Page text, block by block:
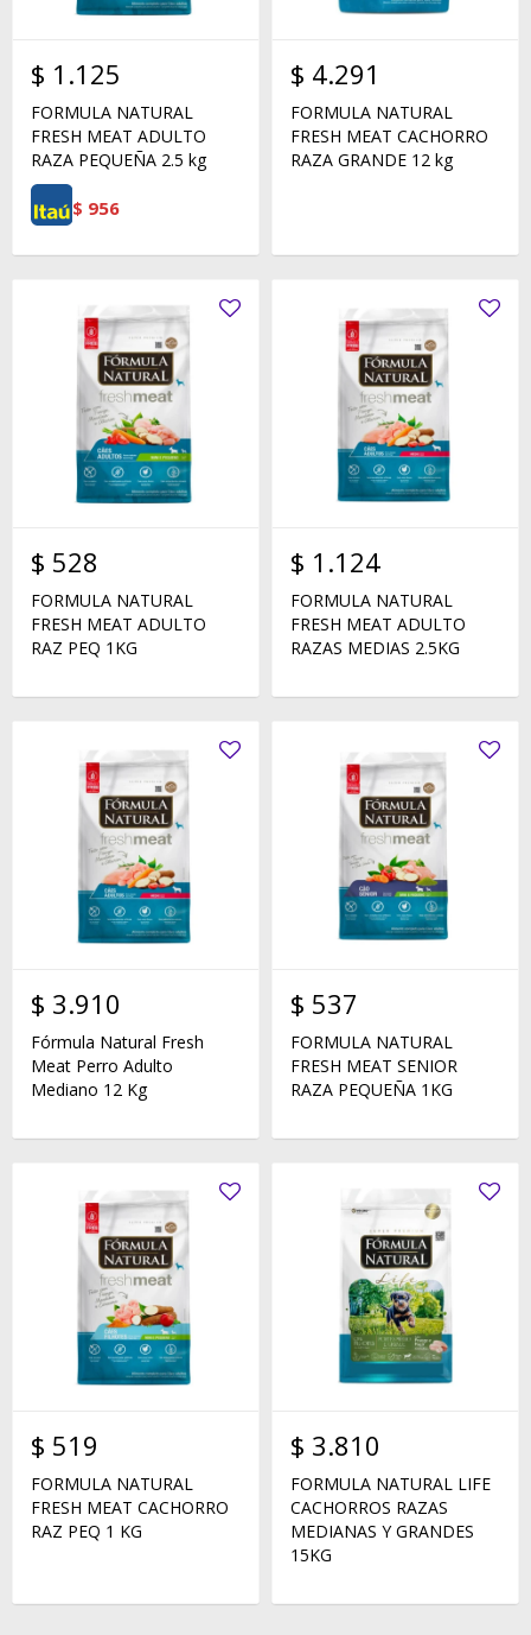
$ 1.125
FORMULA NATURAL
FRESH MEAT ADULTO
RAZA PEQUEÑA 2.5 kg
$ 956
$ 4.291
FORMULA NATURAL
FRESH MEAT CACHORRO
RAZA GRANDE 12 kg
$ 528
FORMULA NATURAL
FRESH MEAT ADULTO
RAZ PEQ 1KG
$ 1.124
FORMULA NATURAL
FRESH MEAT ADULTO
RAZAS MEDIAS 2.5KG
$ 3.910
Fórmula Natural Fresh
Meat Perro Adulto
Mediano 12 Kg
$ 537
FORMULA NATURAL
FRESH MEAT SENIOR
RAZA PEQUEÑA 1KG
$ 519
FORMULA NATURAL
FRESH MEAT CACHORRO
RAZ PEQ 1 KG
$ 3.810
FORMULA NATURAL LIFE
CACHORROS RAZAS
MEDIANAS Y GRANDES
15KG